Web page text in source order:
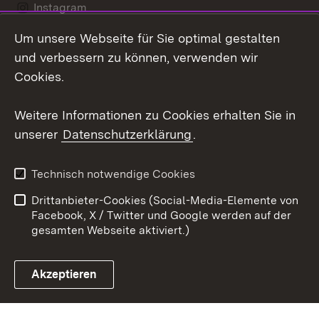
Instagram
Social Wall
Link zum Landesportal
Barrierefreiheit
Benutzungshinweise
Impressum
Cookies
Um unsere Webseite für Sie optimal gestalten
und verbessern zu können, verwenden wir
Cookies.
Weitere Informationen zu Cookies erhalten Sie in
unserer Datenschutzerklärung.
Technisch notwendige Cookies
Drittanbieter-Cookies (Social-Media-Elemente von
Facebook, X / Twitter und Google werden auf der
gesamten Webseite aktiviert.)
Akzeptieren